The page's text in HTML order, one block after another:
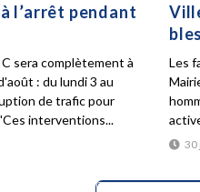
l’arrêt pendant
sera complètement à
: du lundi 3 au
de trafic pour
interventions...
30
Les